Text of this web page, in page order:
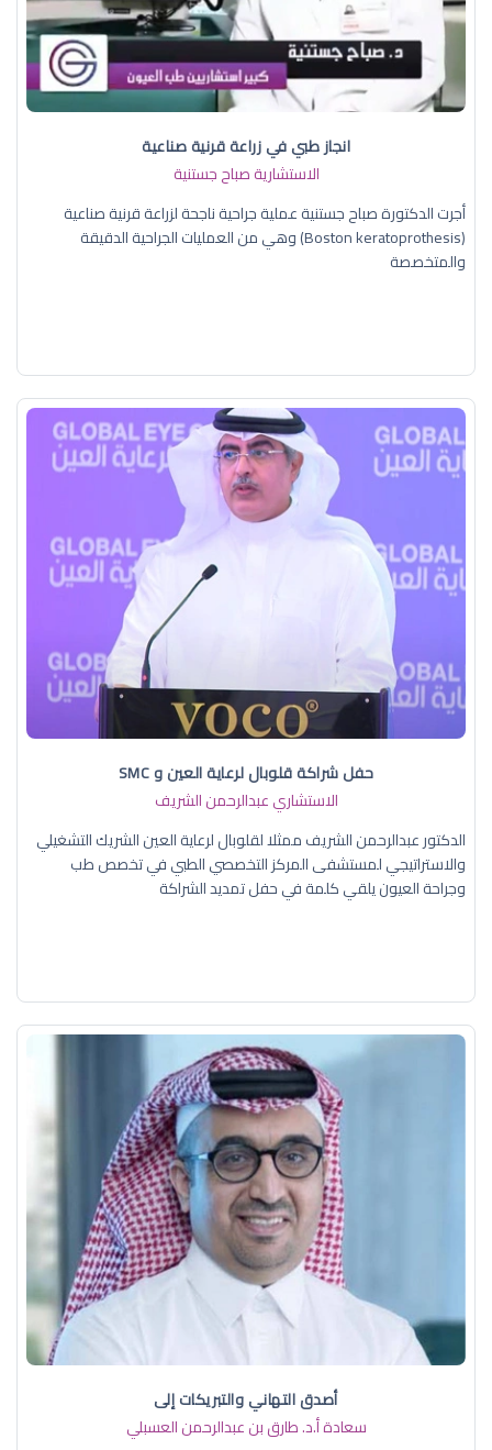
انجاز طبي في زراعة قرنية صناعية
الاستشارية صباح جستنية
أجرت الدكتورة صباح جستنية عملية جراحية ناجحة لزراعة قرنية صناعية
(Boston keratoprothesis) وهي من العمليات الجراحية الدقيقة
والمتخصصة
حفل شراكة قلوبال لرعاية العين و SMC
الاستشاري عبدالرحمن الشريف
الدكتور عبدالرحمن الشريف ممثلا لقلوبال لرعاية العين الشريك التشغيلي
والاستراتيجي لمستشفى المركز التخصصي الطبي في تخصص طب
وجراحة العيون يلقي كلمة في حفل تمديد الشراكة
أصدق التهاني والتبريكات إلى
سعادة أ.د. ​طارق بن عبدالرحمن العسبلي